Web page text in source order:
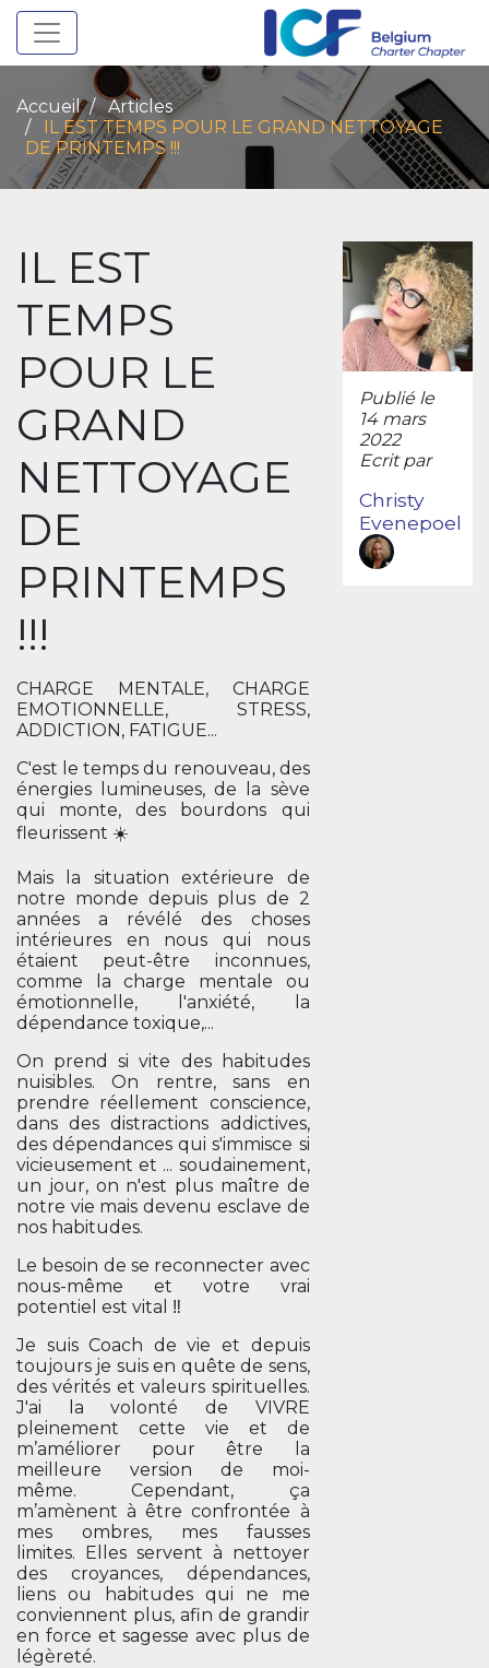
Toggle navigation
Accueil
Articles
IL EST TEMPS POUR LE GRAND NETTOYAGE
DE PRINTEMPS !!!
IL EST
TEMPS
POUR LE
GRAND
NETTOYAGE
DE
PRINTEMPS
!!!
CHARGE MENTALE, CHARGE
EMOTIONNELLE, STRESS,
ADDICTION, FATIGUE...
C'est le temps du renouveau, des
énergies lumineuses, de la sève
qui monte, des bourdons qui
fleurissent ☀️
Mais la situation extérieure de
notre monde depuis plus de 2
années a révélé des choses
intérieures en nous qui nous
étaient peut-être inconnues,
comme la charge mentale ou
émotionnelle, l'anxiété, la
dépendance toxique,...
On prend si vite des habitudes
nuisibles. On rentre, sans en
prendre réellement conscience,
dans des distractions addictives,
des dépendances qui s'immisce si
vicieusement et ... soudainement,
un jour, on n'est plus maître de
notre vie mais devenu esclave de
nos habitudes.
Le besoin de se reconnecter avec
nous-même et votre vrai
potentiel est vital ‼️
Je suis Coach de vie et depuis
toujours je suis en quête de sens,
des vérités et valeurs spirituelles.
J'ai la volonté de VIVRE
pleinement cette vie et de
m’améliorer pour être la
meilleure version de moi-
même. Cependant, ça
m’amènent à être confrontée à
mes ombres, mes fausses
limites. Elles servent à nettoyer
des croyances, dépendances,
liens ou habitudes qui ne me
conviennent plus, afin de grandir
en force et sagesse avec plus de
légèreté.
Publié le
14 mars
2022
Ecrit par
Christy
Evenepoel